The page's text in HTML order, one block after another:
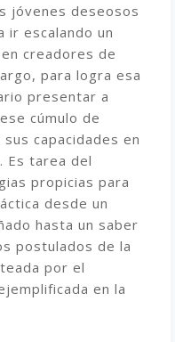
jóvenes deseosos
ir escalando un
creadores de
para logra esa
presentar a
cúmulo de
capacidades en
Es tarea del
propicias para
desde un
hasta un saber
postulados de la
por el
en la